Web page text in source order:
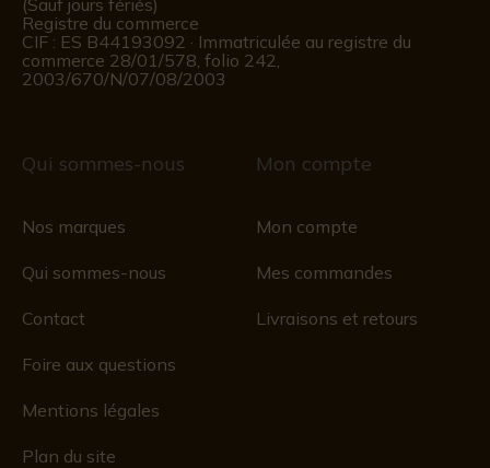
(Sauf jours fériés)
Registre du commerce
CIF : ES B44193092 · Immatriculée au registre du
commerce 28/01/578, folio 242,
2003/670/N/07/08/2003
Qui sommes-nous
Nos marques
Qui sommes-nous
Contact
Foire aux questions
Mentions légales
Plan du site
Mon compte
Mon compte
Mes commandes
Livraisons et retours